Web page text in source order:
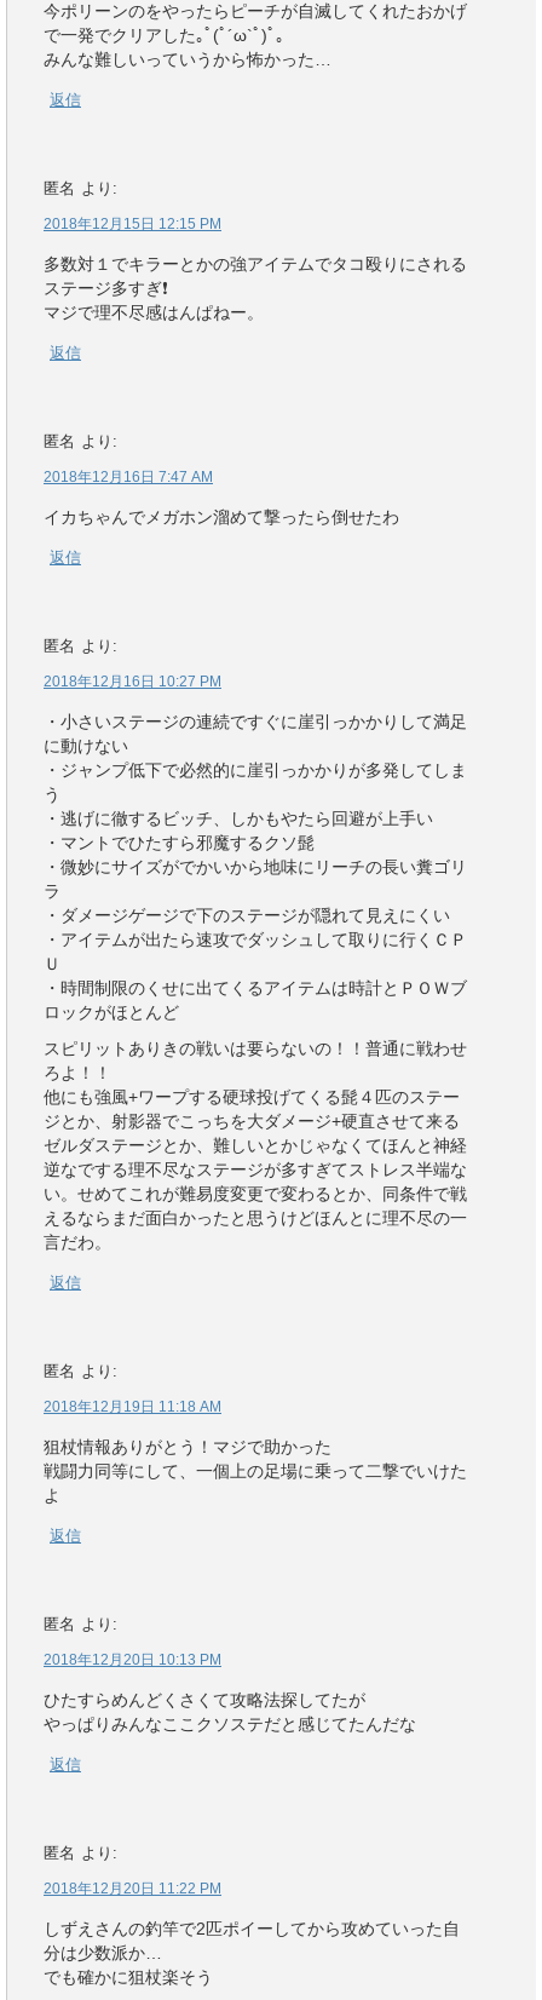
今ポリーンのをやったらピーチが自滅してくれたおかげ
で一発でクリアした｡ﾟ(ﾟ´ω`ﾟ)ﾟ｡
みんな難しいっていうから怖かった…
返信
匿名 より:
2018年12月15日 12:15 PM
多数対１でキラーとかの強アイテムでタコ殴りにされる
ステージ多すぎ❗️
マジで理不尽感はんぱねー。
返信
匿名 より:
2018年12月16日 7:47 AM
イカちゃんでメガホン溜めて撃ったら倒せたわ
返信
匿名 より:
2018年12月16日 10:27 PM
・小さいステージの連続ですぐに崖引っかかりして満足
に動けない
・ジャンプ低下で必然的に崖引っかかりが多発してしま
う
・逃げに徹するビッチ、しかもやたら回避が上手い
・マントでひたすら邪魔するクソ髭
・微妙にサイズがでかいから地味にリーチの長い糞ゴリ
ラ
・ダメージゲージで下のステージが隠れて見えにくい
・アイテムが出たら速攻でダッシュして取りに行くＣＰ
Ｕ
・時間制限のくせに出てくるアイテムは時計とＰＯＷブ
ロックがほとんど
スピリットありきの戦いは要らないの！！普通に戦わせ
ろよ！！
他にも強風+ワープする硬球投げてくる髭４匹のステー
ジとか、射影器でこっちを大ダメージ+硬直させて来る
ゼルダステージとか、難しいとかじゃなくてほんと神経
逆なでする理不尽なステージが多すぎてストレス半端な
い。せめてこれが難易度変更で変わるとか、同条件で戦
えるならまだ面白かったと思うけどほんとに理不尽の一
言だわ。
返信
匿名 より:
2018年12月19日 11:18 AM
狙杖情報ありがとう！マジで助かった
戦闘力同等にして、一個上の足場に乗って二撃でいけた
よ
返信
匿名 より:
2018年12月20日 10:13 PM
ひたすらめんどくさくて攻略法探してたが
やっぱりみんなここクソステだと感じてたんだな
返信
匿名 より:
2018年12月20日 11:22 PM
しずえさんの釣竿で2匹ポイーしてから攻めていった自
分は少数派か…
でも確かに狙杖楽そう